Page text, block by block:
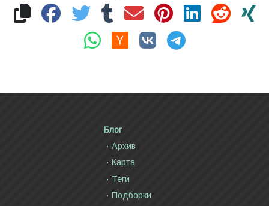
Блог
Архив
Карта
Теги
Подборки